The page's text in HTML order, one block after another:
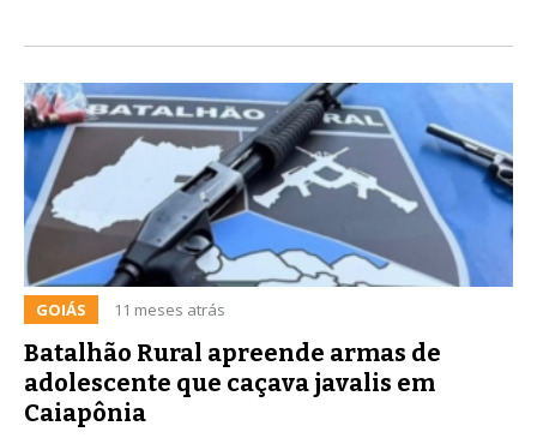
GOIÁS 11 meses atrás
Batalhão Rural apreende armas de
adolescente que caçava javalis em
Caiapônia